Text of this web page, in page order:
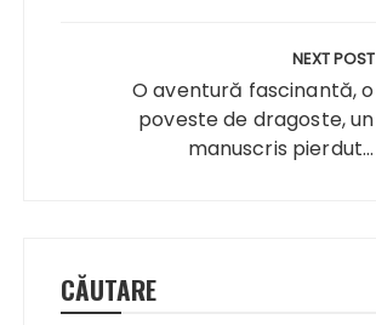
NEXT POST
O aventură fascinantă, o
poveste de dragoste, un
manuscris pierdut...
CĂUTARE